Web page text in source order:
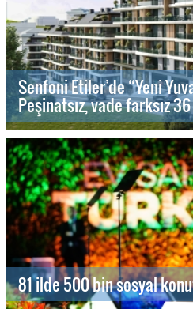
Senfoni Etiler’de “Yeni
Peşinatsız, vade farksız
81 ilde 500 bin sosyal